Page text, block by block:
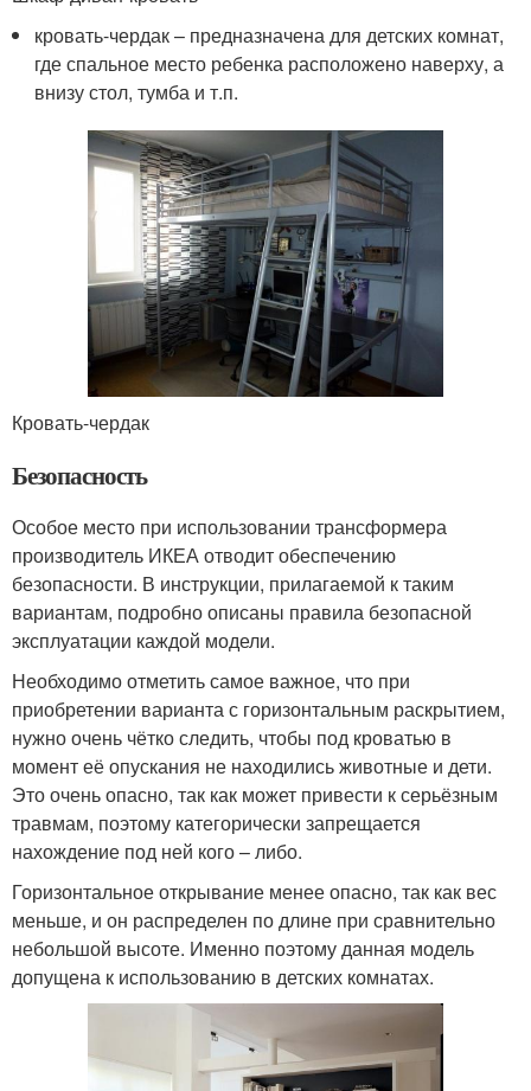
кровать-чердак – предназначена для детских комнат,
где спальное место ребенка расположено наверху, а
внизу стол, тумба и т.п.
Кровать-чердак
Безопасность
Особое место при использовании трансформера
производитель ИКЕА отводит обеспечению
безопасности. В инструкции, прилагаемой к таким
вариантам, подробно описаны правила безопасной
эксплуатации каждой модели.
Необходимо отметить самое важное, что при
приобретении варианта с горизонтальным раскрытием,
нужно очень чётко следить, чтобы под кроватью в
момент её опускания не находились животные и дети.
Это очень опасно, так как может привести к серьёзным
травмам, поэтому категорически запрещается
нахождение под ней кого – либо.
Горизонтальное открывание менее опасно, так как вес
меньше, и он распределен по длине при сравнительно
небольшой высоте. Именно поэтому данная модель
допущена к использованию в детских комнатах.